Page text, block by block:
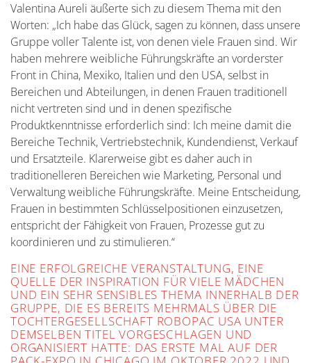
Valentina Aureli äußerte sich zu diesem Thema mit den
Worten: „Ich habe das Glück, sagen zu können, dass unsere
Gruppe voller Talente ist, von denen viele Frauen sind. Wir
haben mehrere weibliche Führungskräfte an vorderster
Front in China, Mexiko, Italien und den USA, selbst in
Bereichen und Abteilungen, in denen Frauen traditionell
nicht vertreten sind und in denen spezifische
Produktkenntnisse erforderlich sind: Ich meine damit die
Bereiche Technik, Vertriebstechnik, Kundendienst, Verkauf
und Ersatzteile. Klarerweise gibt es daher auch in
traditionelleren Bereichen wie Marketing, Personal und
Verwaltung weibliche Führungskräfte. Meine Entscheidung,
Frauen in bestimmten Schlüsselpositionen einzusetzen,
entspricht der Fähigkeit von Frauen, Prozesse gut zu
koordinieren und zu stimulieren.“
EINE ERFOLGREICHE VERANSTALTUNG, EINE
QUELLE DER INSPIRATION FÜR VIELE MÄDCHEN
UND EIN SEHR SENSIBLES THEMA INNERHALB DER
GRUPPE, DIE ES BEREITS MEHRMALS ÜBER DIE
TOCHTERGESELLSCHAFT ROBOPAC USA UNTER
DEMSELBEN TITEL VORGESCHLAGEN UND
ORGANISIERT HATTE: DAS ERSTE MAL AUF DER